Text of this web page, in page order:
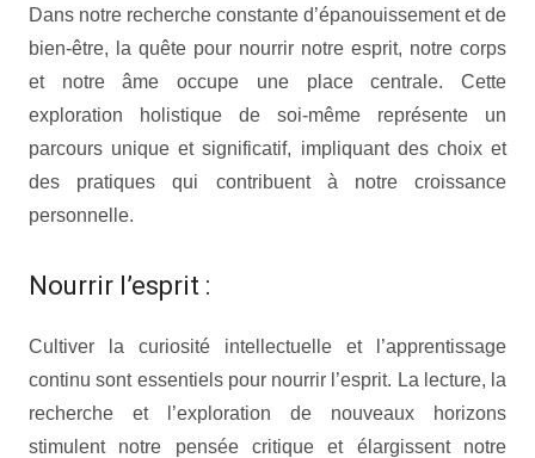
Dans notre recherche constante d’épanouissement et de
bien-être, la quête pour nourrir notre esprit, notre corps
et notre âme occupe une place centrale. Cette
exploration holistique de soi-même représente un
parcours unique et significatif, impliquant des choix et
des pratiques qui contribuent à notre croissance
personnelle.
Nourrir l’esprit :
Cultiver la curiosité intellectuelle et l’apprentissage
continu sont essentiels pour nourrir l’esprit. La lecture, la
recherche et l’exploration de nouveaux horizons
stimulent notre pensée critique et élargissent notre